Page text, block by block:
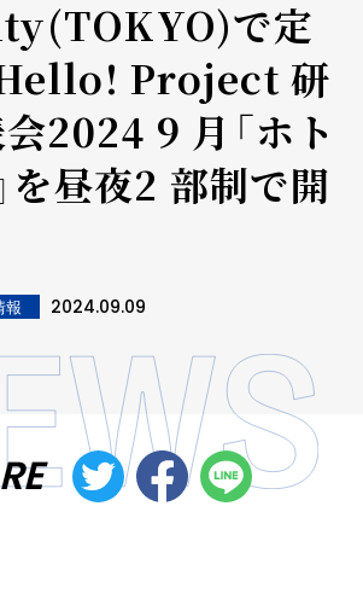
で定
Hello! Project 研
2024 9 月「ホト
を昼夜2 部制で開
報 2024.09.09